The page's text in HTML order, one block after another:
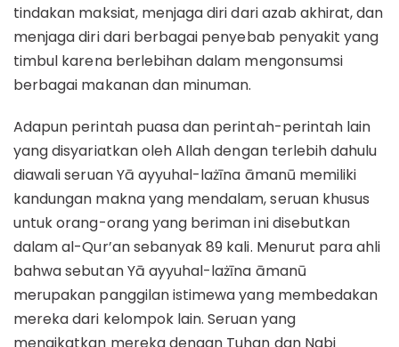
tindakan maksiat, menjaga diri dari azab akhirat, dan
menjaga diri dari berbagai penyebab penyakit yang
timbul karena berlebihan dalam mengonsumsi
berbagai makanan dan minuman.
Adapun perintah puasa dan perintah-perintah lain
yang disyariatkan oleh Allah dengan terlebih dahulu
diawali seruan Yā ayyuhal-lażīna āmanū memiliki
kandungan makna yang mendalam, seruan khusus
untuk orang-orang yang beriman ini disebutkan
dalam al-Qur’an sebanyak 89 kali. Menurut para ahli
bahwa sebutan Yā ayyuhal-lażīna āmanū
merupakan panggilan istimewa yang membedakan
mereka dari kelompok lain. Seruan yang